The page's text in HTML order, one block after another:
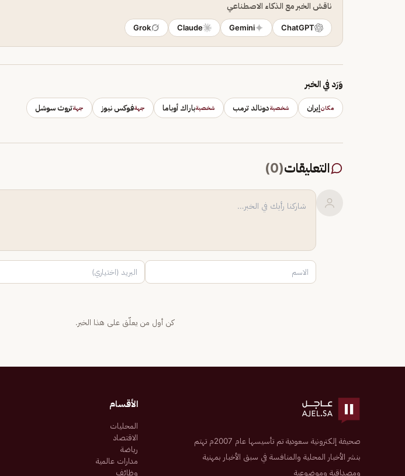
ناقش الخبر مع الذكاء الاصطناعي
ChatGPT
Gemini
Claude
Grok
وَرَد في الخبر
مكانإيران شخصيةدونالد ترمب شخصيةباراك أوباما جهةفوكس نيوز جهةتروث سوشل
التعليقات(
0
)
كن أول من يعلّق على هذا الخبر.
صحيفة إلكترونية سعودية تم تأسيسها عام 2007م تهتم
بنشر الأخبار المحلية والمنافسة في سبق الأخبار بمهنية
ومصداقية وموضوعية
الأقسام
المحليات
الاقتصاد
رياضة
مدارات عالمية
وظائف